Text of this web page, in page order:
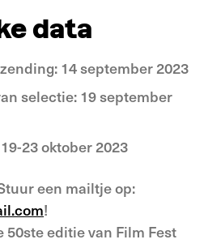
data
14 september 2023
selectie: 19 september
23 oktober 2023
een mailtje op:
!
50ste editie van Film Fest